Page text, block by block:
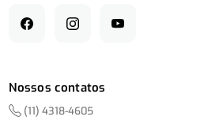
Nossos contatos
(11) 4318-4605